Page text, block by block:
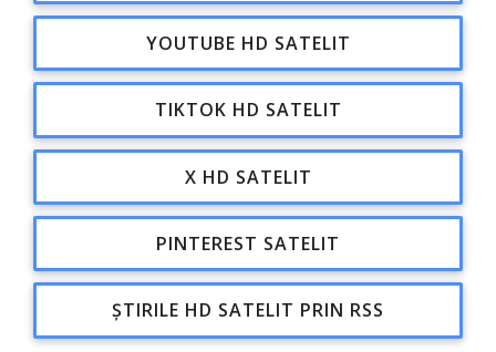
YOUTUBE HD SATELIT
TIKTOK HD SATELIT
X HD SATELIT
PINTEREST SATELIT
ȘTIRILE HD SATELIT PRIN RSS